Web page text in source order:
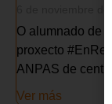
O alumnado de
proxecto
ANPAS de
Ver más